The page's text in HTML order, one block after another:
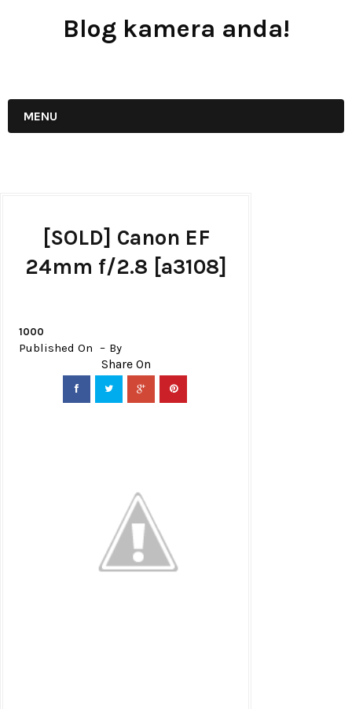
Blog kamera anda!
MENU
[SOLD] Canon EF
24mm f/2.8 [a3108]
1000
Published On By